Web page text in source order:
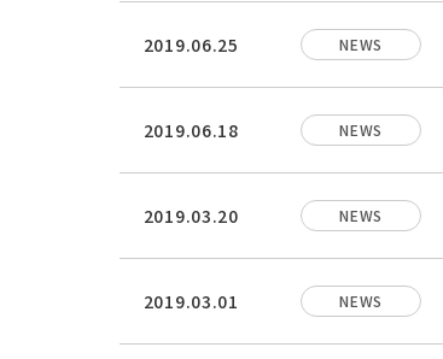
2019.06.25 NEWS
2019.06.18 NEWS
2019.03.20 NEWS
2019.03.01 NEWS